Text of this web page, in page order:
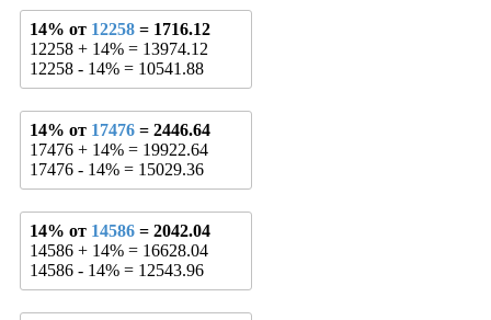
14% от 12258 = 1716.12
12258 + 14% = 13974.12
12258 - 14% = 10541.88
14% от 17476 = 2446.64
17476 + 14% = 19922.64
17476 - 14% = 15029.36
14% от 14586 = 2042.04
14586 + 14% = 16628.04
14586 - 14% = 12543.96